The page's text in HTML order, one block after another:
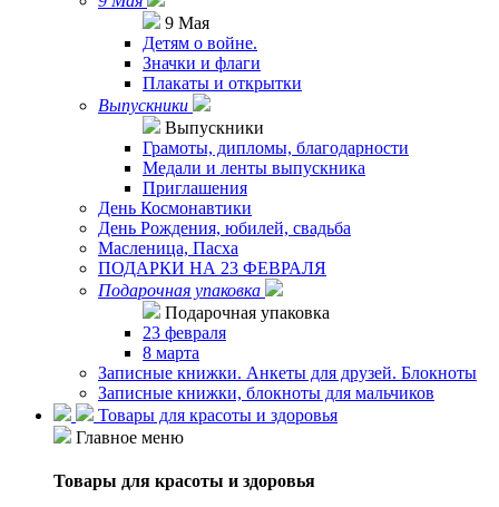
9 Мая
Детям о войне.
Значки и флаги
Плакаты и открытки
Выпускники
Выпускники
Грамоты, дипломы, благодарности
Медали и ленты выпускника
Приглашения
День Космонавтики
День Рождения, юбилей, свадьба
Масленица, Пасха
ПОДАРКИ НА 23 ФЕВРАЛЯ
Подарочная упаковка
Подарочная упаковка
23 февраля
8 марта
Записные книжки. Анкеты для друзей. Блокноты
Записные книжки, блокноты для мальчиков
Товары для красоты и здоровья
Главное меню
Товары для красоты и здоровья